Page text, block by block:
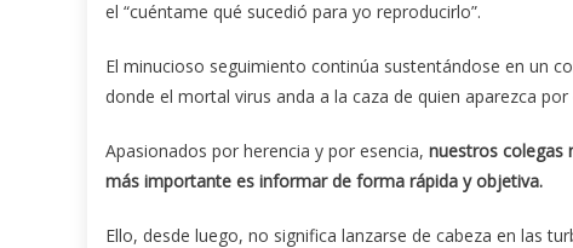
el “cuéntame qué sucedió para yo reproducirlo”.
El minucioso seguimiento continúa sustentándose en un
donde el mortal virus anda a la caza de quien aparezca
Apasionados por herencia y por esencia, nuestros colegas
más importante es informar de forma rápida y objetiva.
Ello, desde luego, no significa lanzarse de cabeza en las